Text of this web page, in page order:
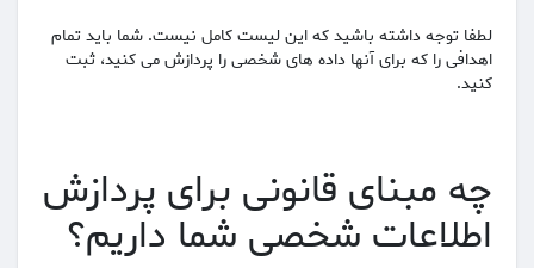
لطفا توجه داشته باشید که این لیست کامل نیست. شما باید تمام
اهدافی را که برای آنها داده های شخصی را پردازش می کنید، ثبت
کنید.
چه مبنای قانونی برای پردازش
اطلاعات شخصی شما داریم؟